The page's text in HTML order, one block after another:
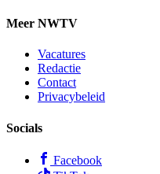
Meer NWTV
Vacatures
Redactie
Contact
Privacybeleid
Socials
Facebook